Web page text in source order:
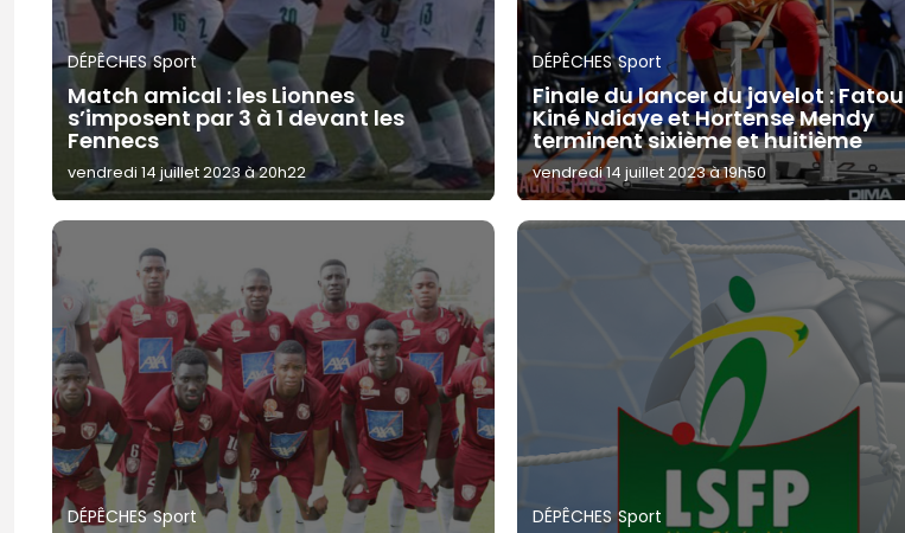
DÉPÊCHES Sport
Match amical : les Lionnes
s’imposent par 3 à 1 devant les
Fennecs
vendredi 14 juillet 2023 à 20h22
DÉPÊCHES Sport
Finale du lancer du javelot : Fatou
Kiné Ndiaye et Hortense Mendy
terminent sixième et huitième
vendredi 14 juillet 2023 à 19h50
DÉPÊCHES Sport DÉPÊCHES Sport